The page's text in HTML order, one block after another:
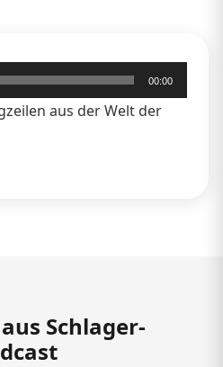
00:00
aus der Welt der
Schlager-